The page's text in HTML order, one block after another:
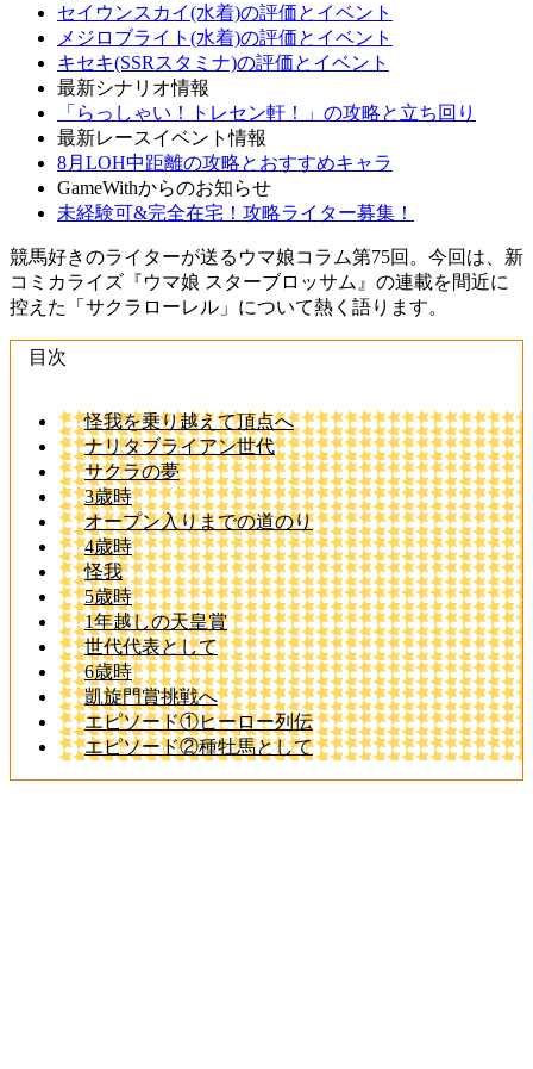
セイウンスカイ(水着)の評価とイベント
メジロブライト(水着)の評価とイベント
キセキ(SSRスタミナ)の評価とイベント
最新シナリオ情報
「らっしゃい！トレセン軒！」の攻略と立ち回り
最新レースイベント情報
8月LOH中距離の攻略とおすすめキャラ
GameWithからのお知らせ
未経験可&完全在宅！攻略ライター募集！
競馬好きのライターが送るウマ娘コラム第75回。今回は、新
コミカライズ『ウマ娘 スターブロッサム』の連載を間近に
控えた「サクラローレル」について熱く語ります。
目次
怪我を乗り越えて頂点へ
ナリタブライアン世代
サクラの夢
3歳時
オープン入りまでの道のり
4歳時
怪我
5歳時
1年越しの天皇賞
世代代表として
6歳時
凱旋門賞挑戦へ
エピソード①ヒーロー列伝
エピソード②種牡馬として